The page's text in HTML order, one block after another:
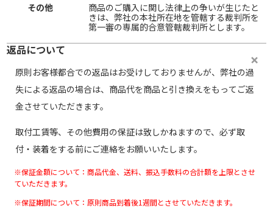
その他
商品のご購入に関し法律上の争いが生じたと
きは、弊社の本社所在地を管轄する裁判所を
第一審の専属的合意管轄裁判所とします。
返品について
原則お客様都合での返品はお受けしておりませんが、弊社の過
失による返品の場合は、商品代を商品と引き換えをもってご返
金させていただきます。
取付工賃等、その他費用の保証は致しかねますので、必ず取
付・装着をする前にご連絡をお願いいたします。
※保証金額について：商品代金、送料、振込手数料の合計額を上限とさせ
ていただきます。
※保証期間について：原則商品到着後1週間とさせていただきます。